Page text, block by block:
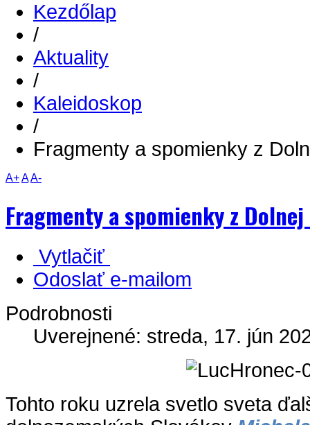
Kezdőlap
/
Aktuality
/
Kaleidoskop
/
Fragmenty a spomienky z
A+AA-
Fragmenty a spomienky z Dolnej
Vytlačiť
Odoslať e-mailom
Podrobnosti
Uverejnené: streda, 17. jún
Tohto roku uzrela svetlo sveta